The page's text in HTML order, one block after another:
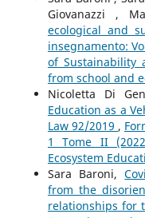
Giovanazzi ,
ecological and
insegnamento:
of Sustainability
from school and
Nicoletta Di
Education as a
Law 92/2019 ,
1 Tome II
Ecosystem
Sara Baroni,
from the
relationships for